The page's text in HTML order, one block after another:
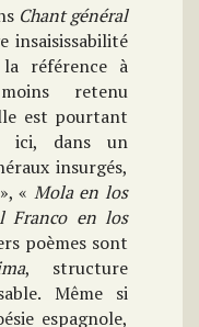
Chant général
insaisissabilité
référence à
retenu
est pourtant
ici, dans un
insurgés,
», « Mola en los
Franco en los
poèmes sont
, structure
Même si
espagnole,